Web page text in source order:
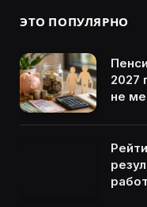
ЭТО ПОПУЛЯРНО
2027
не